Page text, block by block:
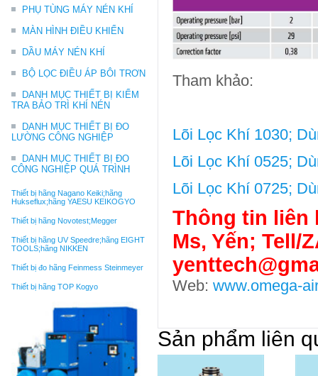
PHỤ TÙNG MÁY NÉN KHÍ
MÀN HÌNH ĐIỀU KHIỂN
DẦU MÁY NÉN KHÍ
BỘ LỌC ĐIỀU ÁP BÔI TRƠN
DANH MỤC THIẾT BỊ KIỂM
TRA BẢO TRÌ KHÍ NÉN
DANH MỤC THIẾT BỊ ĐO
LƯỜNG CÔNG NGHIỆP
DANH MỤC THIẾT BỊ ĐO
CÔNG NGHIỆP QUÁ TRÌNH
Thiết bị hãng Nagano Keiki;hãng
Hukseflux;hãng YAESU KEIKOGYO
Thiết bị hãng Novotest;Megger
Thiết bị hãng UV Speedre;hãng EIGHT
TOOLS;hãng NIKKEN
Thiết bị đo hãng Feinmess Steinmeyer
Thiết bị hãng TOP Kogyo
Tham khảo:
Lõi Lọc Khí 1030;
Lõi Lọc Khí 0525;
Lõi Lọc Khí 0725;
Thông tin liên
Ms, Yến; Tell/
Web: www.omega-
Sản phẩm liên